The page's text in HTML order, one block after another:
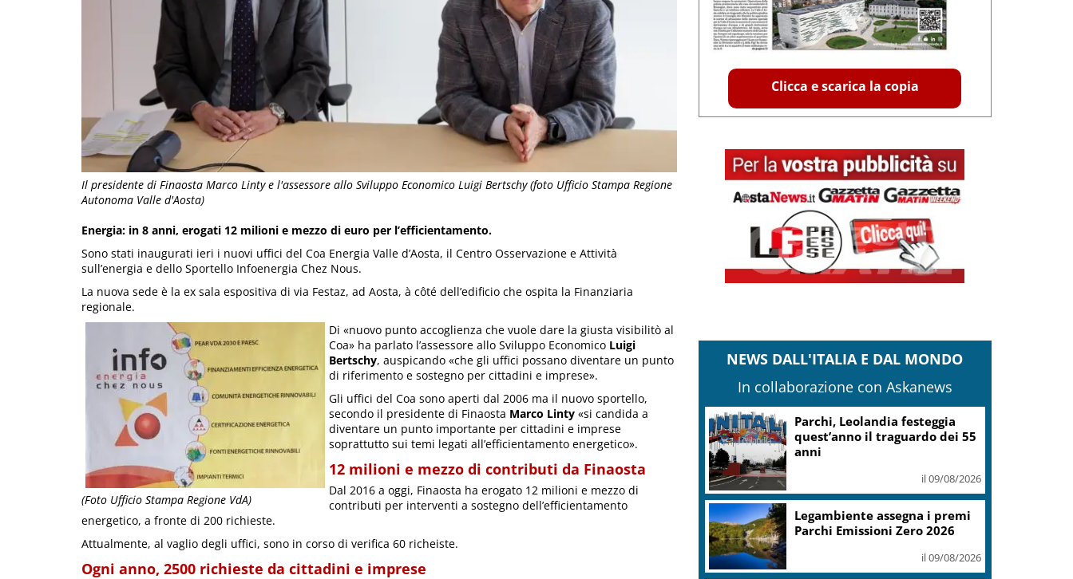
Il presidente di Finaosta Marco Linty e l'assessore allo Sviluppo Economico Luigi Bertschy (foto Ufficio Stampa Regione
Autonoma Valle d'Aosta)
Energia: in 8 anni, erogati 12 milioni e mezzo di euro per l’efficientamento.
Sono stati inaugurati ieri i nuovi uffici del Coa Energia Valle d’Aosta, il Centro Osservazione e Attività
sull’energia e dello Sportello Infoenergia Chez Nous.
La nuova sede è la ex sala espositiva di via Festaz, ad Aosta, à côté dell’edificio che ospita la Finanziaria
regionale.
(Foto Ufficio Stampa Regione VdA)
Di «nuovo punto accoglienza che vuole dare la giusta visibilitò al
Coa» ha parlato l’assessore allo Sviluppo Economico Luigi
Bertschy, auspicando «che gli uffici possano diventare un punto
di riferimento e sostegno per cittadini e imprese».
Gli uffici del Coa sono aperti dal 2006 ma il nuovo sportello,
secondo il presidente di Finaosta Marco Linty «si candida a
diventare un punto importante per cittadini e imprese
soprattutto sui temi legati all’efficientamento energetico».
12 milioni e mezzo di contributi da Finaosta
Dal 2016 a oggi, Finaosta ha erogato 12 milioni e mezzo di
contributi per interventi a sostegno dell’efficientamento
energetico, a fronte di 200 richieste.
Attualmente, al vaglio degli uffici, sono in corso di verifica 60 richeiste.
Ogni anno, 2500 richieste da cittadini e imprese
Clicca e scarica la copia
NEWS DALL'ITALIA E DAL MONDO
In collaborazione con Askanews
Parchi, Leolandia festeggia
quest’anno il traguardo dei 55
anni
il 09/08/2026
Legambiente assegna i premi
Parchi Emissioni Zero 2026
il 09/08/2026